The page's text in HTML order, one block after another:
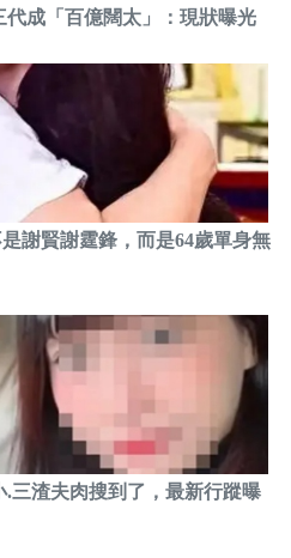
成「百億闊太」：現狀曝光
謝賢謝霆鋒，而是64歲單身無
三渣夫肉搜到了，最新行蹤曝